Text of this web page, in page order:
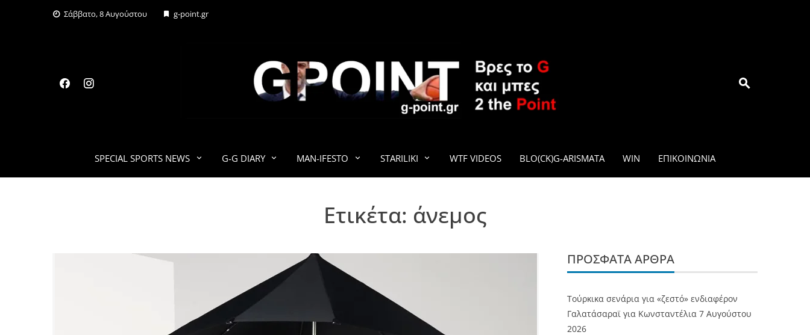
Σάββατο, 8 Αυγούστου g-point.gr
G-POINT.GR
SPECIAL SPORTS NEWS G-G DIARY MAN-IFESTO STARILIKI WTF VIDEOS BLO(CK)G-ARISMATA WIN ΕΠΙΚΟΙΝΩΝΊΑ
Ετικέτα: άνεμος
ΠΡΌΣΦΑΤΑ ΆΡΘΡΑ
Τούρκικα σενάρια για «ζεστό» ενδιαφέρον
Γαλατάσαραϊ για Κωνσταντέλια 7 Αυγούστου
2026